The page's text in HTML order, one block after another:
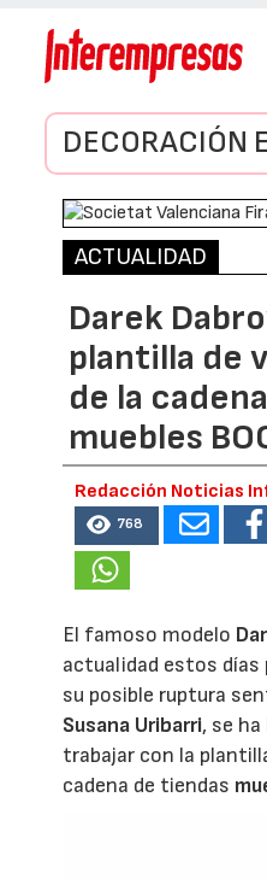
DECORACIÓN
ACTUALIDAD
Darek
plantilla de
de la
muebles
Redacción Noticias
768
El famoso modelo
actualidad estos
su posible ruptura
Susana Uribarri, se
trabajar con la
cadena de tiendas